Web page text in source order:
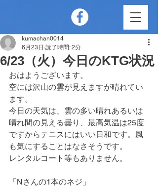
6/23（火）今日のKTG状況
kumachan0014
6月23日 読了時間: 2分
おはようございます。
空には沢山の雲が見えますが晴れてい
ます。
今日の天気は、雲の多い晴れあるいは
晴れ間の見える曇り、最高気温は25度
ですからテニスにはいい日和です。風
も気にすることはなさそうです。
レンタルコート等もありません。
「Nさんの1本のネジ」